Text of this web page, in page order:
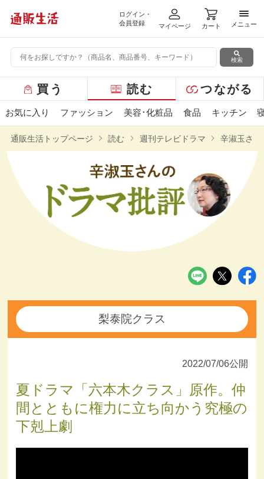
ログイン・
会員登録
マイページ カート
メニ
メニュー
検索
ー
バ
ニ
買う 読む つながる
お気に入り ファッション 美容･化粧品 食品 キッチン
通販生活トップページ 読む 週刊テレビドラマ 辛淑玉さん
梨泰院クラス
2022/07/06公開
夏ドラマ「六本木クラス」原作。仲
間とともに権力に立ち向かう究極の
下剋上劇